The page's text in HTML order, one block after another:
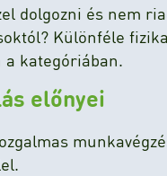
dolgozni és nem
Különféle
a kategóriában.
előnyei